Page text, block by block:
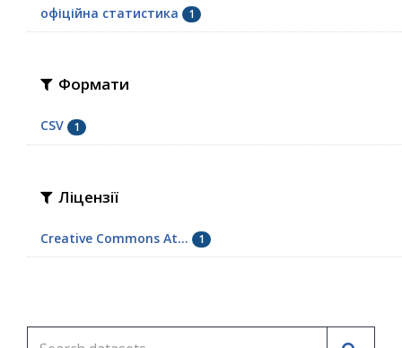
офіційна статистика 1
Формати
CSV 1
Ліцензії
Creative Commons At... 1